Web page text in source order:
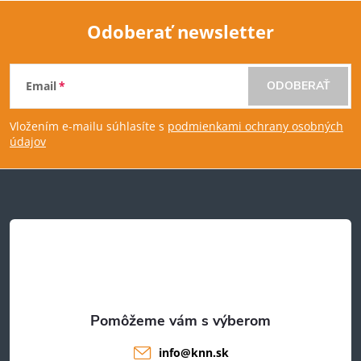
Z
á
p
t
Odoberať newsletter
Email
Vložením e-mailu súhlasíte s podmienkami ochrany osobných
údajov
ODOBERAŤ
info@knn.sk